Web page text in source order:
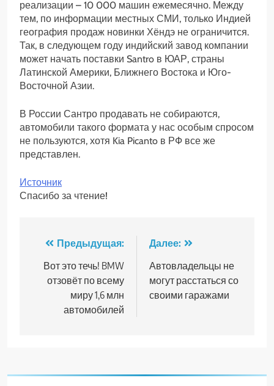
реализации – 10 000 машин ежемесячно. Между
тем, по информации местных СМИ, только Индией
география продаж новинки Хёндэ не ограничится.
Так, в следующем году индийский завод компании
может начать поставки Santro в ЮАР, страны
Латинской Америки, Ближнего Востока и Юго-
Восточной Азии.
В России Сантро продавать не собираются,
автомобили такого формата у нас особым спросом
не пользуются, хотя Kia Picanto в РФ все же
представлен.
Источник
Спасибо за чтение!
Навигация
по
записям
Предыдущая:
Вот это течь! BMW
отзовёт по всему
миру 1,6 млн
автомобилей
Далее:
Автовладельцы не
могут расстаться со
своими гаражами